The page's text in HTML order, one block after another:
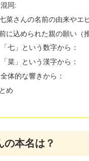
混同:
菜さんの名前の由来やエ
に込められた親の願い（推
「七」という数字から：
「菜」という漢字から：
全体的な響きから：
め
の本名は？